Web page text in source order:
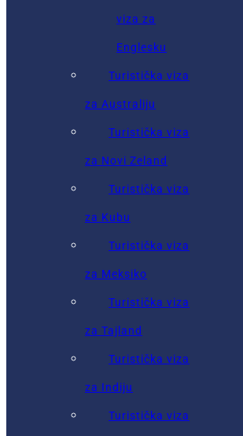
viza za
Englesku
Turistička viza
za Australiju
Turistička viza
za Novi Zeland
Turistička viza
za Kubu
Turistička viza
za Meksiko
Turistička viza
za Tajland
Turistička viza
za Indiju
Turistička viza